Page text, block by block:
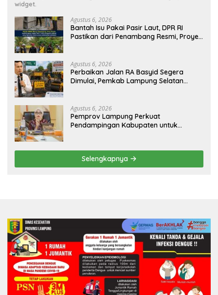
widget.
Agustus 6, 2026
Bantah Isu Pakai Pasir Laut, DPR RI
Pastikan dari Penambang Resmi, Proyek
Agustus 6, 2026
Perbaikan Jalan RA Basyid Segera
Dimulai, Pemkab Lampung Selatan
Agustus 6, 2026
Pemprov Lampung Perkuat
Pendampingan Kabupaten untuk
Selengkapnya